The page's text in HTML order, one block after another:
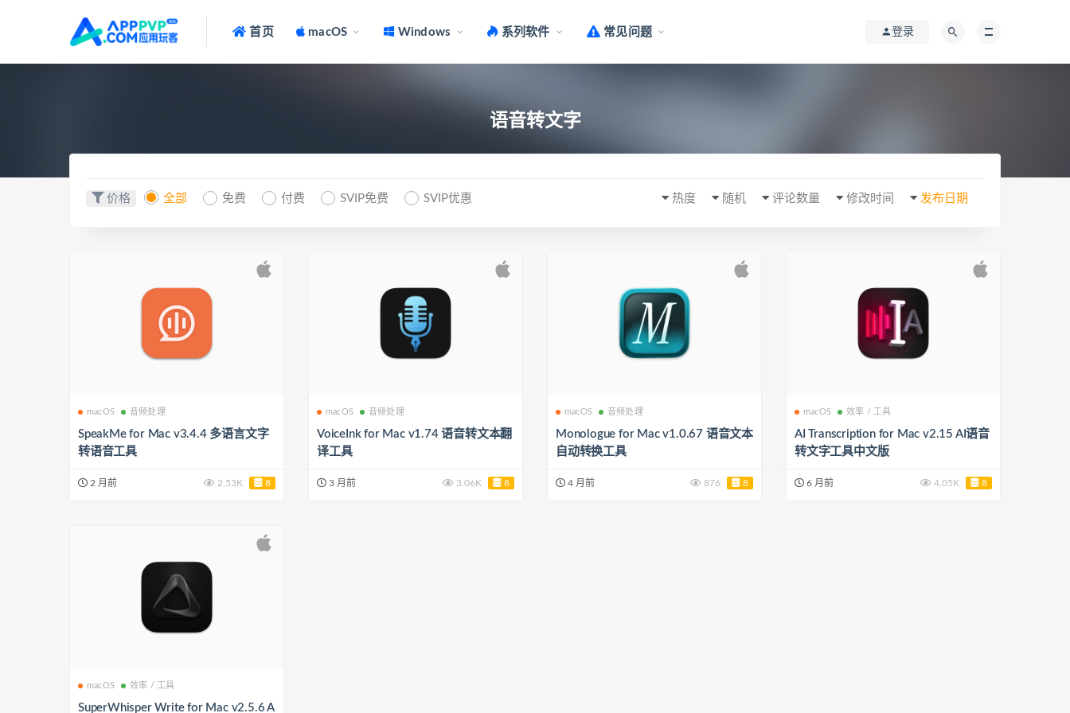
首页 macOS Windows 系列软件 常见问题 登录
语音转文字
价格 全部 免费 付费 SVIP免费 SVIP优惠 发布日期
修改时间
评论数量
随机
热度
macOS 音频处理
SpeakMe for Mac v3.4.4 多语言文字
转语音工具
2 月前 2.53K 8
macOS 音频处理
VoiceInk for Mac v1.74 语音转文本翻
译工具
3 月前 3.06K 8
macOS 音频处理
Monologue for Mac v1.0.67 语音文本
自动转换工具
4 月前 876 8
macOS 效率 / 工具
AI Transcription for Mac v2.15 AI语音
转文字工具中文版
6 月前 4.05K 8
macOS 效率 / 工具
SuperWhisper Write for Mac v2.5.6 A